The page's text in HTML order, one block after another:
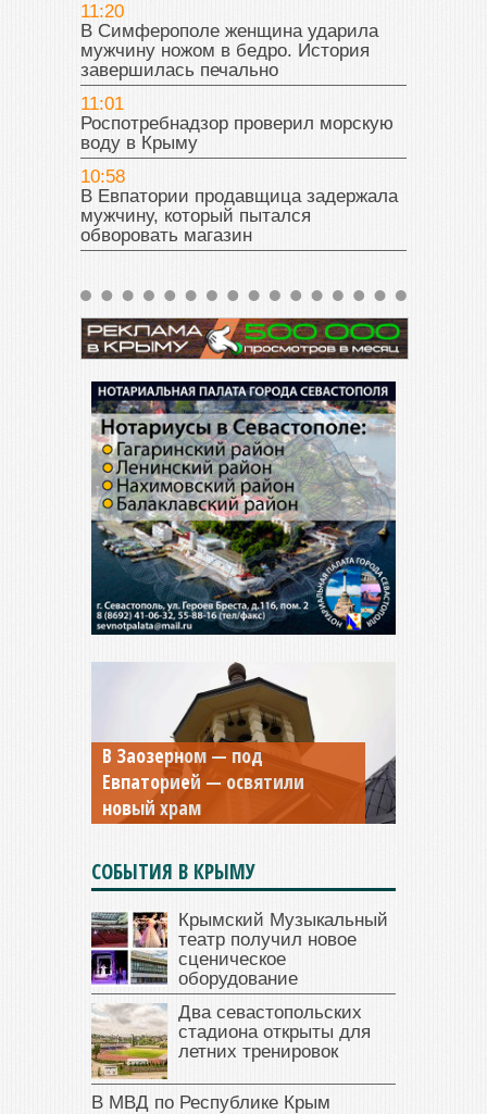
11:20
В Симферополе женщина ударила
мужчину ножом в бедро. История
завершилась печально
11:01
Роспотребнадзор проверил морскую
воду в Крыму
10:58
В Евпатории продавщица задержала
мужчину, который пытался
обворовать магазин
В Заозерном — под
Евпаторией — освятили
новый храм
Мужской монастырь Косьмы
и Дамиана в Крыму вновь
открыт для посещения
СОБЫТИЯ В КРЫМУ
Крымский Музыкальный
театр получил новое
сценическое
оборудование
Два севастопольских
стадиона открыты для
летних тренировок
В МВД по Республике Крым